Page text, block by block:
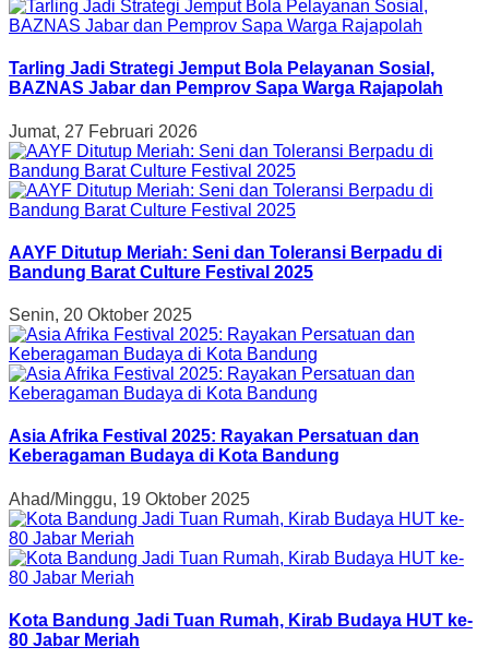
Tarling Jadi Strategi Jemput Bola Pelayanan Sosial,
BAZNAS Jabar dan Pemprov Sapa Warga Rajapolah
Jumat, 27 Februari 2026
AAYF Ditutup Meriah: Seni dan Toleransi Berpadu di
Bandung Barat Culture Festival 2025
Senin, 20 Oktober 2025
Asia Afrika Festival 2025: Rayakan Persatuan dan
Keberagaman Budaya di Kota Bandung
Ahad/Minggu, 19 Oktober 2025
Kota Bandung Jadi Tuan Rumah, Kirab Budaya HUT ke-
80 Jabar Meriah